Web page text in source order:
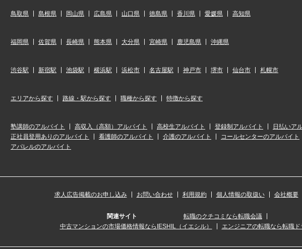
鳥取県 島根県 岡山県 広島県 山口県 徳島県 香川県 愛媛県 高知県
福岡県 佐賀県 長崎県 熊本県 大分県 宮崎県 鹿児島県 沖縄県
渋谷駅 新宿駅 池袋駅 横浜駅 浜松市 名古屋駅 神戸市 堺市 仙台市 札幌市
エリアから探す 路線・駅から探す 職種から探す 特徴から探す
塾講師のアルバイト 高収入（高額）アルバイト 高校生アルバイト 登録制アルバイト
日払いア
正社員登用ありのアルバイト
看護師のアルバイト 介護のアルバイト
コールセンターのアルバイト
アパレルのアルバイト
求人広告掲載のお申し込み お問い合わせ 利用規約 個人情報の取扱い 会社概要
関連サイト
転職のクチコミなら転職会議
中古マンションの市場価格情報ならIESHIL（イエシル）
エンジニアの転職なら転職ド